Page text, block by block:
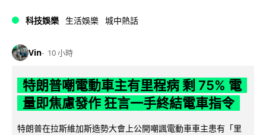
科技娛樂 生活娛樂 城中熱話
Vin 10 小時
特朗普嘲電動車主有里程病 剩 75% 電
量即焦慮發作 狂言一手終結電車指令
特朗普在拉斯維加斯造勢大會上公開嘲諷電動車車主患有「里